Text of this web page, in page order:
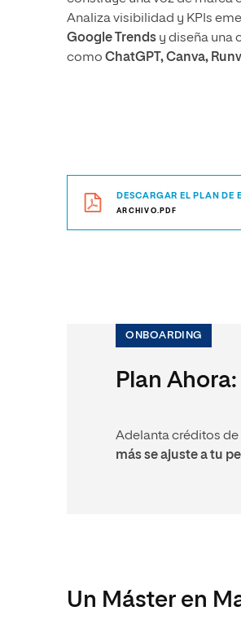
Analiza visibilidad y KPIs
Google Trends y diseña una
como ChatGPT, Canva,
DESCARGAR EL PLAN DE
ARCHIVO.PDF
ONBOARDING
Plan
Adelanta créditos de
más se ajuste a tu
Un Máster en